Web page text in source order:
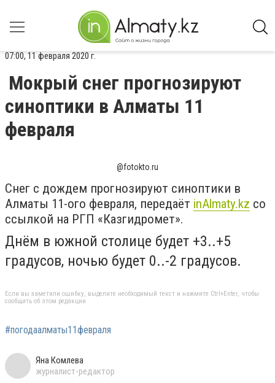
07:00, 11 февраля 2020 г.
Мокрый снег прогнозируют
синоптики в Алматы 11
февраля
@fotokto.ru
Снег с дождем прогнозируют синоптики в
Алматы 11-ого февраля, передаёт inAlmaty.kz со
ссылкой на РГП «Казгидромет».
Днём в южной столице будет +3..+5
градусов, ночью будет 0..-2 градусов.
Если вы заметили ошибку, выделите необходимый текст и нажмите Ctrl+Enter, чтобы
сообщить об этом редакции
#погодаалматы11февраля
Яна Комлева
журналист-редактор